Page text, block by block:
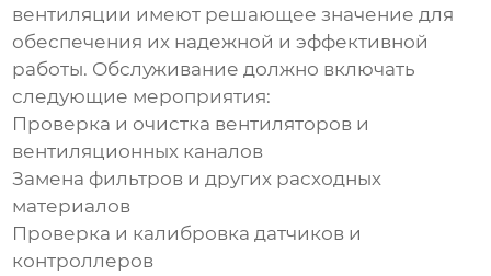
вентиляции имеют решающее значение для
обеспечения их надежной и эффективной
работы. Обслуживание должно включать
следующие мероприятия:
Проверка и очистка вентиляторов и
вентиляционных каналов
Замена фильтров и других расходных
материалов
Проверка и калибровка датчиков и
контроллеров